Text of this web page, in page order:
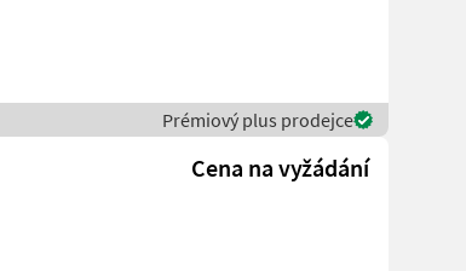
Prémiový plus prodejce
Cena na vyžádání